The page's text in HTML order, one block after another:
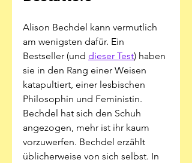
Alison Bechdel kann vermutlich
am wenigsten dafür. Ein
Bestseller (und dieser Test) haben
sie in den Rang einer Weisen
katapultiert, einer lesbischen
Philosophin und Feministin.
Bechdel hat sich den Schuh
angezogen, mehr ist ihr kaum
vorzuwerfen. Bechdel erzählt
üblicherweise von sich selbst. In